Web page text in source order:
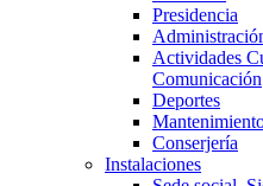
Presidencia
Actividades
Comunicación
Deportes
Conserjería
Instalaciones